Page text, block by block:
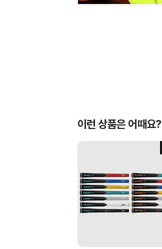
이런 상품은 어때요?